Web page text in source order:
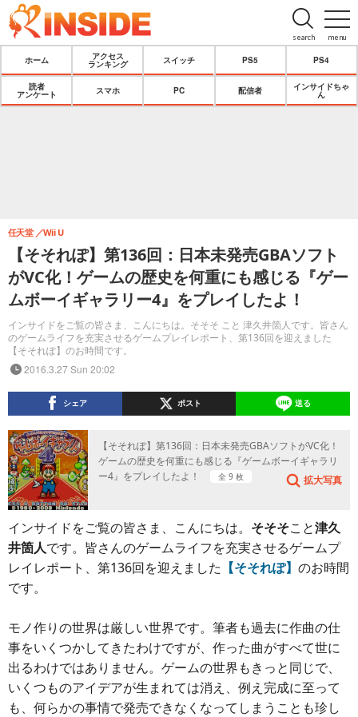
menu
search
ホーム
アクセス
ランキング
スイッチ PS5 PS4
読者
アンケート
スマホ PC 配信者
インサイドちゃ
ん
【そそれぽ】第136回：日本未発売GBAソフト
がVC化！ゲームの歴史を何重にも感じる『ゲー
ムボーイギャラリー4』をプレイしたよ！
インサイドをご覧の皆さま、こんにちは。そそそ こと 津久井箇人です。皆さん
のゲームライフを充実させるゲームプレイレポート、第136回を迎えました
【そそれぽ】のお時間です。
任天堂 Wii U
2016.3.27 Sun 20:02
シェア ポスト 送る
【そそれぽ】第136回：日本未発売GBAソフトがVC化！
ゲームの歴史を何重にも感じる『ゲームボーイギャラリ
ー4』をプレイしたよ！
全 9 枚 拡大写真
インサイドをご覧の皆さま、こんにちは。 そそそこと津久
井箇人です。皆さんのゲームライフを充実させるゲームプ
レイレポート、第136回を迎えました 【そそれぽ】 のお時間
です。
モノ作りの世界は厳しい世界です。筆者も過去に作曲の仕
事をいくつかしてきたわけですが、作った曲がすべて世に
出るわけではありません。ゲームの世界もきっと同じで、
いくつものアイデアが生まれては消え、例え完成に至って
も、何らかの事情で発売できなくなってしまうことも珍し